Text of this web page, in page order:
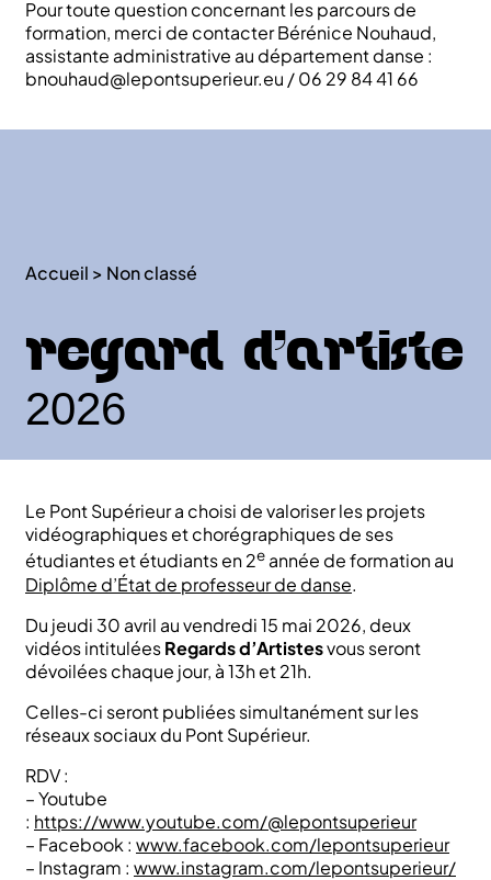
Pour toute question concernant les parcours de
formation, merci de contacter Bérénice Nouhaud,
assistante administrative au département danse :
bnouhaud@lepontsuperieur.eu / 06 29 84 41 66
Accueil > Non classé
Regard d’Artiste
2026
Le Pont Supérieur a choisi de valoriser les projets
vidéographiques et chorégraphiques de ses
étudiantes et étudiants en 2e année de formation au
Diplôme d’État de professeur de danse.
Du jeudi 30 avril au vendredi 15 mai 2026, deux
vidéos intituléesRegards d’Artistesvous seront
dévoilées chaque jour, à 13h et 21h.
Celles-ci seront publiées simultanément sur les
réseaux sociaux du Pont Supérieur.
RDV :
– Youtube
: https://www.youtube.com/@lepontsuperieur
– Facebook : www.facebook.com/lepontsuperieur
– Instagram : www.instagram.com/lepontsuperieur/